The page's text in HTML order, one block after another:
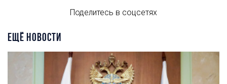
Поделитесь в соцсетях
ЕЩЁ НОВОСТИ